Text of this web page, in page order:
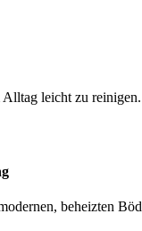
leicht zu reinigen.
beheizten